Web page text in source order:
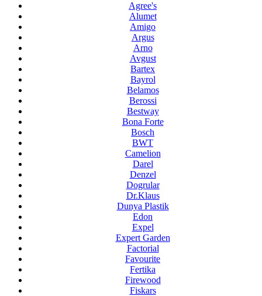
Agree's
Alumet
Amigo
Argus
Arno
Avgust
Bartex
Bayrol
Belamos
Berossi
Bestway
Bona Forte
Bosch
BWT
Camelion
Darel
Denzel
Dogrular
Dr.Klaus
Dunya Plastik
Edon
Expel
Expert Garden
Factorial
Favourite
Fertika
Firewood
Fiskars